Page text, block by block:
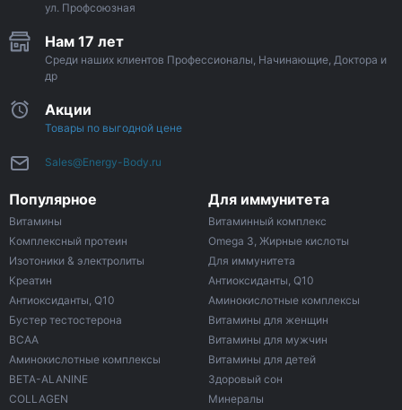
ул. Профсоюзная
Нам 17 лет
Среди наших клиентов Профессионалы, Начинающие, Доктора и
др
Акции
Товары по выгодной цене
Sales@Energy-Body.ru
Популярное
Витамины
Комплексный протеин
Изотоники & электролиты
Креатин
Антиоксиданты, Q10
Бустер тестостерона
ВСАА
Аминокислотные комплексы
BETA-ALANINE
COLLAGEN
Для иммунитета
Витаминный комплекс
Omega 3, Жирные кислоты
Для иммунитета
Антиоксиданты, Q10
Аминокислотные комплексы
Витамины для женщин
Витамины для мужчин
Витамины для детей
Здоровый сон
Минералы